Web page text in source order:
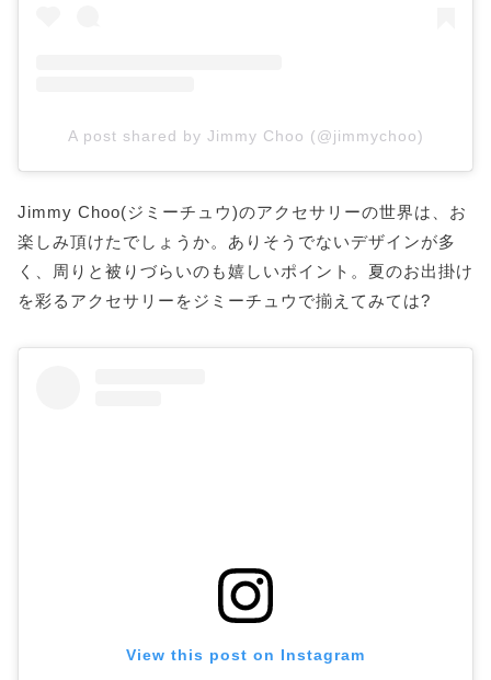
A post shared by Jimmy Choo (@jimmychoo)
Jimmy Choo(ジミーチュウ)のアクセサリーの世界は、お
楽しみ頂けたでしょうか。ありそうでないデザインが多
く、周りと被りづらいのも嬉しいポイント。夏のお出掛け
を彩るアクセサリーをジミーチュウで揃えてみては?
View this post on Instagram